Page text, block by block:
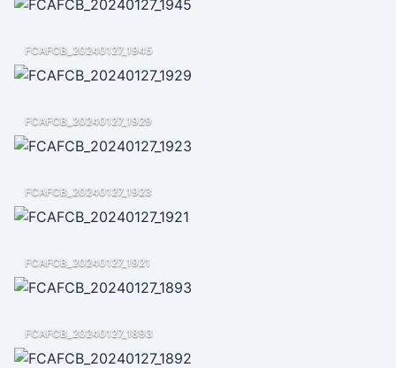
FCAFCB_20240127_1945
FCAFCB_20240127_1929
FCAFCB_20240127_1923
FCAFCB_20240127_1921
FCAFCB_20240127_1893